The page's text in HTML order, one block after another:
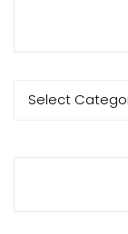
Categories
Select
Categories